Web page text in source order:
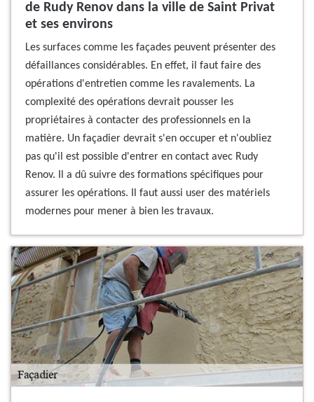
de Rudy Renov dans la ville de Saint Privat
et ses environs
Les surfaces comme les façades peuvent présenter des
défaillances considérables. En effet, il faut faire des
opérations d'entretien comme les ravalements. La
complexité des opérations devrait pousser les
propriétaires à contacter des professionnels en la
matière. Un façadier devrait s'en occuper et n'oubliez
pas qu'il est possible d'entrer en contact avec Rudy
Renov. Il a dû suivre des formations spécifiques pour
assurer les opérations. Il faut aussi user des matériels
modernes pour mener à bien les travaux.